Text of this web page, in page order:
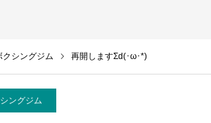
クシングジム 再開しますΣd(･ω･*)
ングジム